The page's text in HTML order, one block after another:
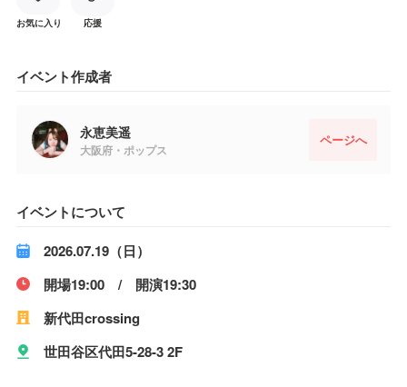
お気に入り 応援
イベント作成者
永恵美遥
大阪府・ポップス
ページへ
イベントについて
2026.07.19（日）
開場19:00 / 開演19:30
新代田crossing
世田谷区代田5-28-3 2F